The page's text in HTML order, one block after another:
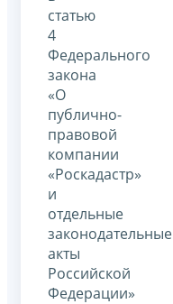
статью
4
Федерального
закона
«О
публично-
правовой
компании
«Роскадастр»
и
отдельные
законодательные
акты
Российской
Федерации»